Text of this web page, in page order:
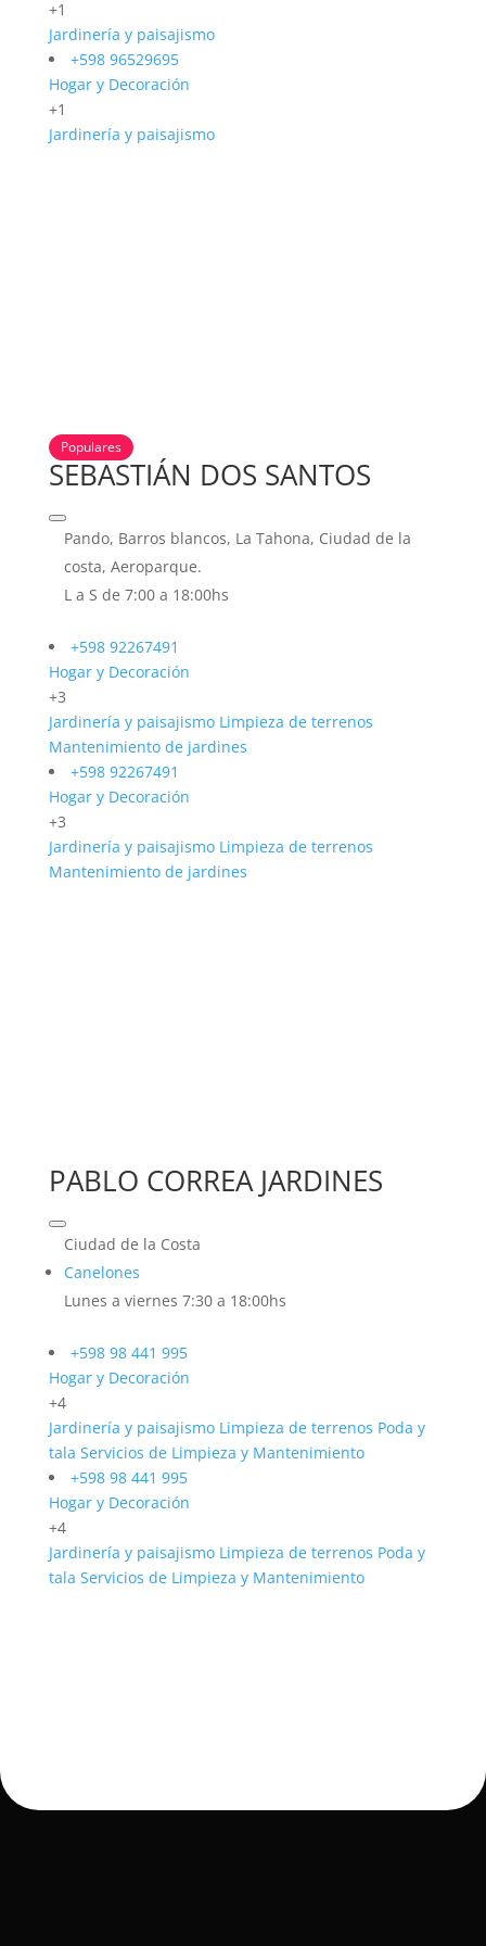
+1
Jardinería y paisajismo
+598 96529695
Hogar y Decoración
+1
Jardinería y paisajismo
Populares
SEBASTIÁN DOS SANTOS
Pando, Barros blancos, La Tahona, Ciudad de la
costa, Aeroparque.
L a S de 7:00 a 18:00hs
+598 92267491
Hogar y Decoración
+3
Jardinería y paisajismo Limpieza de terrenos
Mantenimiento de jardines
+598 92267491
Hogar y Decoración
+3
Jardinería y paisajismo Limpieza de terrenos
Mantenimiento de jardines
PABLO CORREA JARDINES
Ciudad de la Costa
Canelones
Lunes a viernes 7:30 a 18:00hs
+598 98 441 995
Hogar y Decoración
+4
Jardinería y paisajismo Limpieza de terrenos Poda y
tala Servicios de Limpieza y Mantenimiento
+598 98 441 995
Hogar y Decoración
+4
Jardinería y paisajismo Limpieza de terrenos Poda y
tala Servicios de Limpieza y Mantenimiento